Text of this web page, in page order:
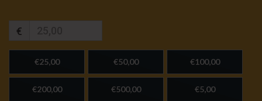
€
€25,00 €50,00 €100,00
€200,00 €500,00 €5,00